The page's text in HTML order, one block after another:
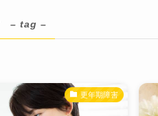
– tag –
更年期障害